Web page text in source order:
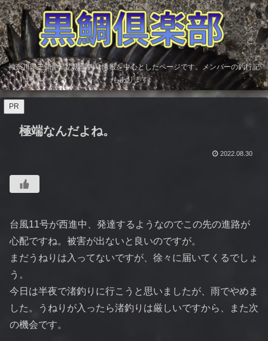
神奈川県三浦半島の黒鯛釣り情報を中心としたページです。メンバーの釣行記
もあります。
PR
極端なんだよね。
2022.08.30
台風11号が西進中、発達するようなのでこの先の進路が
心配ですね。被害が出ないと良いのですが。
まだうねりは入ってないですが、徐々に届いてくるでしょ
う。
今日は半夜で渚釣りに行こうと思いましたが、雨でやめま
した。うねりが入ったら渚釣りは厳しいですから、また次
の機会です。